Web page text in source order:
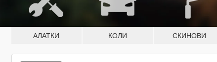
АЛАТКИ КОЛИ СКИНОВИ